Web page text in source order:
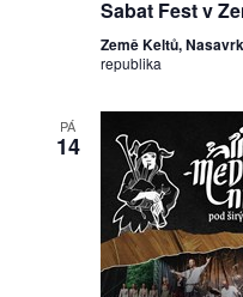
Sabat Fest v
Země Keltů,
republika
PÁ
14